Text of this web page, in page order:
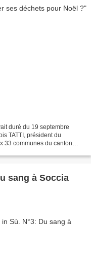
duré du 19 septembre
TATTI, président du
33 communes du canton
sang à Soccia